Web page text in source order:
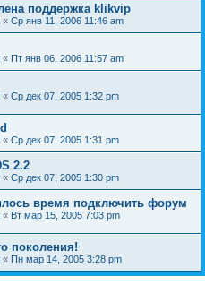
поддержка klikvip
« Ср янв 11, 2006 11:46 am
« Пт янв 06, 2006 11:57 am
« Ср дек 07, 2005 1:32 pm
« Ср дек 07, 2005 1:31 pm
2.2
« Ср дек 07, 2005 1:30 pm
время подключить форум
« Вт мар 15, 2005 7:03 pm
поколения!
« Пн мар 14, 2005 3:28 pm